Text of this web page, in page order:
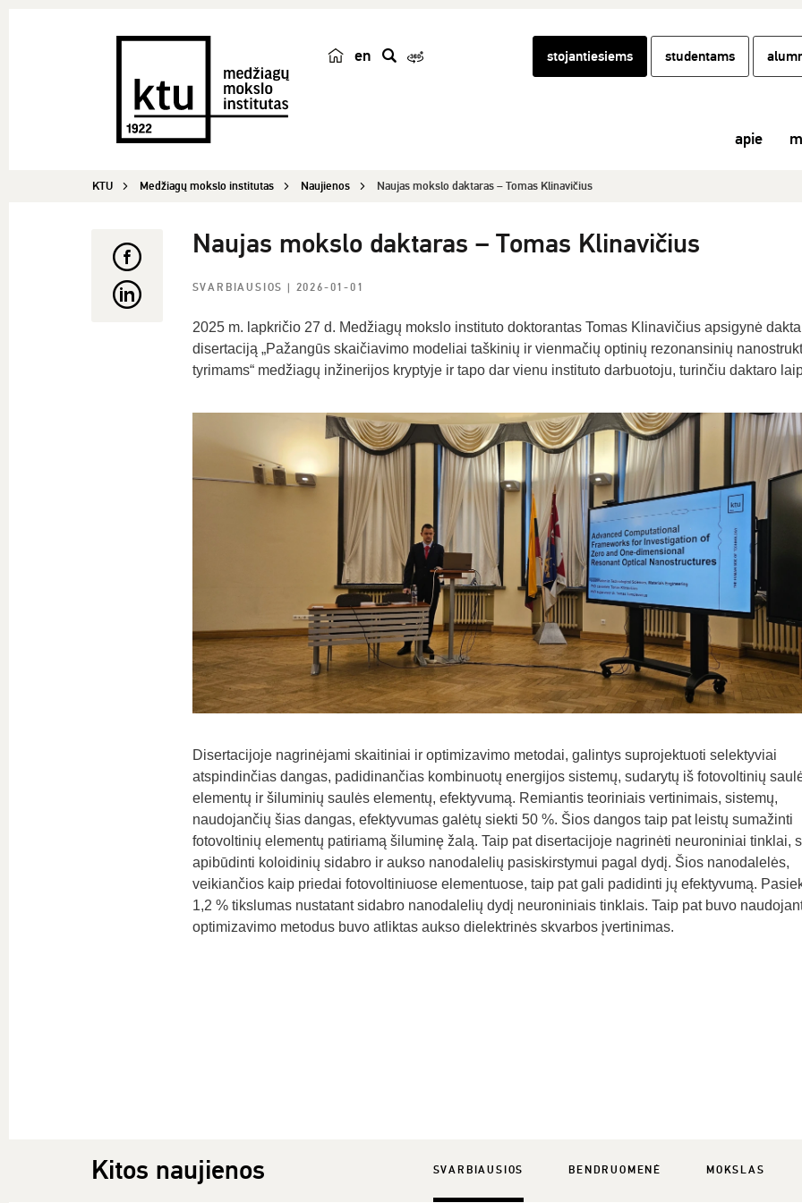
en
k
stojantiesiems studentams
apie
KTU Medžiagų mokslo institutas Naujienos Naujas mokslo daktaras – Tomas Klinavičius
Naujas mokslo daktaras – Tomas Klinavičius
SVARBIAUSIOS | 2026-01-01
2025 m. lapkričio 27 d. Medžiagų mokslo instituto doktorantas Tomas Klinavičius apsigynė
disertaciją „Pažangūs skaičiavimo modeliai taškinių ir vienmačių optinių rezonansinių
tyrimams“ medžiagų inžinerijos kryptyje ir tapo dar vienu instituto darbuotoju, turinčiu daktaro
Disertacijoje nagrinėjami skaitiniai ir optimizavimo metodai, galintys suprojektuoti selektyviai
atspindinčias dangas, padidinančias kombinuotų energijos sistemų, sudarytų iš fotovoltinių
elementų ir šiluminių saulės elementų, efektyvumą. Remiantis teoriniais vertinimais, sistemų,
naudojančių šias dangas, efektyvumas galėtų siekti 50 %. Šios dangos taip pat leistų sumažinti
fotovoltinių elementų patiriamą šiluminę žalą. Taip pat disertacijoje nagrinėti neuroniniai tinklai,
apibūdinti koloidinių sidabro ir aukso nanodalelių pasiskirstymui pagal dydį. Šios nanodalelės,
veikiančios kaip priedai fotovoltiniuose elementuose, taip pat gali padidinti jų efektyvumą.
1,2 % tikslumas nustatant sidabro nanodalelių dydį neuroniniais tinklais. Taip pat buvo
optimizavimo metodus buvo atliktas aukso dielektrinės skvarbos įvertinimas.
Kitos naujienos SVARBIAUSIOS BENDRUOMENĖ MOKSLAS